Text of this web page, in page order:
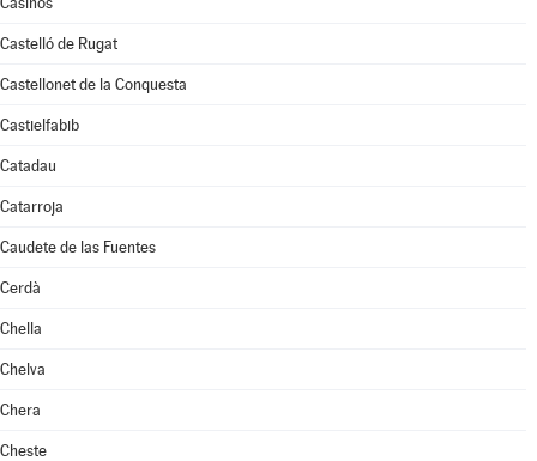
Castelló de Rugat
Castellonet de la Conquesta
Castielfabib
Catadau
Catarroja
Caudete de las Fuentes
Cerdà
Chella
Chelva
Chera
Cheste